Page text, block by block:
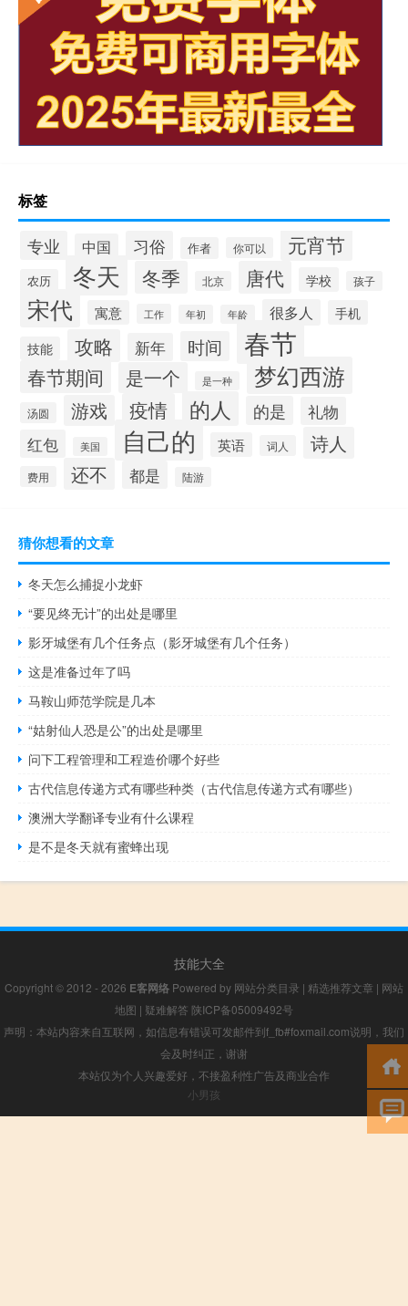
标签
专业 中国 习俗 作者 你可以 元宵节
农历 冬天 冬季 北京 唐代 学校 孩子
宋代 寓意 工作 年初 年龄 很多人 手机
技能 攻略 新年 时间 春节
春节期间 是一个 是一种 梦幻西游
汤圆 游戏 疫情 的人 的是
礼物
红包
美国 自己的 英语 词人 诗人
费用 还不 都是 陆游
猜你想看的文章
冬天怎么捕捉小龙虾
“要见终无计”的出处是哪里
影牙城堡有几个任务点（影牙城堡有几个任务）
这是准备过年了吗
马鞍山师范学院是几本
“姑射仙人恐是公”的出处是哪里
问下工程管理和工程造价哪个好些
古代信息传递方式有哪些种类（古代信息传递方式有哪些）
澳洲大学翻译专业有什么课程
是不是冬天就有蜜蜂出现
技能大全
Copyright © 2012 - 2026 E客网络 Powered by 网站分类目录 | 精选推荐文章 | 网站
地图 | 疑难解答 陕ICP备05009492号
声明：本站内容来自互联网，如信息有错误可发邮件到f_fb#foxmail.com说明，我们
会及时纠正，谢谢
本站仅为个人兴趣爱好，不接盈利性广告及商业合作
小男孩